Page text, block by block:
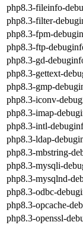
php8.3-fileinfo-
php8.3-filter-
php8.3-fpm-
php8.3-ftp-
php8.3-gd-
php8.3-gettext-
php8.3-gmp-
php8.3-iconv-
php8.3-imap-
php8.3-intl-
php8.3-ldap-
php8.3-mbstring-
php8.3-mysqli-
php8.3-mysqlnd-
php8.3-odbc-
php8.3-opcache-
php8.3-openssl-